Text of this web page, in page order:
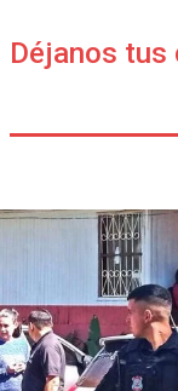
Déjanos tus